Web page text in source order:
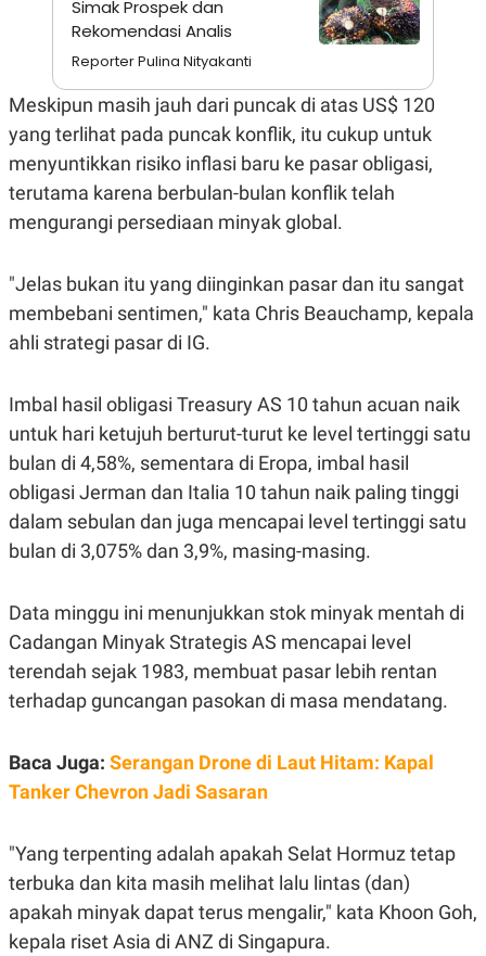
N
T
E
R
A
N
S
T
A
I
KANAL
P
U
S
T
D
A
I
M
A
E
S
K
O
T
A
N
L
I
S
U
S
JARINGAN
K
N
T
A
N
P
R
E
S
S
R
Simak Prospek dan
Rekomendasi Analis
Reporter Pulina Nityakanti
Meskipun masih jauh dari puncak di atas US$ 120
yang terlihat pada puncak konflik, itu cukup untuk
menyuntikkan risiko inflasi baru ke pasar obligasi,
terutama karena berbulan-bulan konflik telah
mengurangi persediaan minyak global.
"Jelas bukan itu yang diinginkan pasar dan itu sangat
membebani sentimen," kata Chris Beauchamp, kepala
ahli strategi pasar di IG.
Imbal hasil obligasi Treasury AS 10 tahun acuan naik
untuk hari ketujuh berturut-turut ke level tertinggi satu
bulan di 4,58%, sementara di Eropa, imbal hasil
obligasi Jerman dan Italia 10 tahun naik paling tinggi
dalam sebulan dan juga mencapai level tertinggi satu
bulan di 3,075% dan 3,9%, masing-masing.
Data minggu ini menunjukkan stok minyak mentah di
Cadangan Minyak Strategis AS mencapai level
terendah sejak 1983, membuat pasar lebih rentan
terhadap guncangan pasokan di masa mendatang.
Baca Juga: Serangan Drone di Laut Hitam: Kapal
Tanker Chevron Jadi Sasaran
"Yang terpenting adalah apakah Selat Hormuz tetap
terbuka dan kita masih melihat lalu lintas (dan)
apakah minyak dapat terus mengalir," kata Khoon Goh,
kepala riset Asia di ANZ di Singapura.